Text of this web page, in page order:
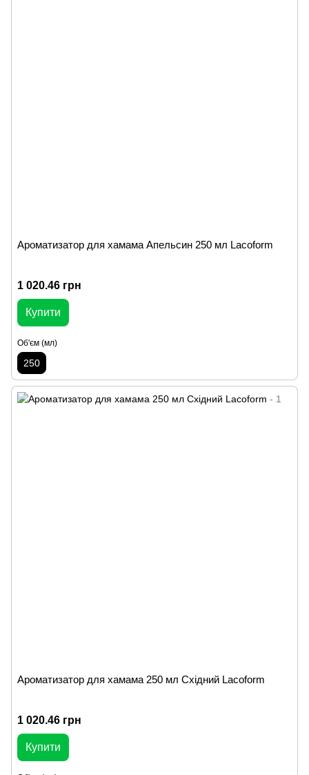
Ароматизатор для хамама Апельсин 250 мл Lacoform
1 020.46 грн
Купити
Об'єм (мл)
250
Ароматизатор для хамама 250 мл Східний Lacoform
1 020.46 грн
Купити